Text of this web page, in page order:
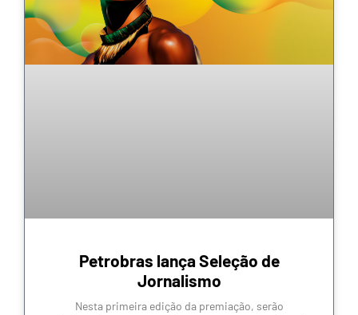
Petrobras lança Seleção de
Jornalismo
Nesta primeira edição da premiação, serão